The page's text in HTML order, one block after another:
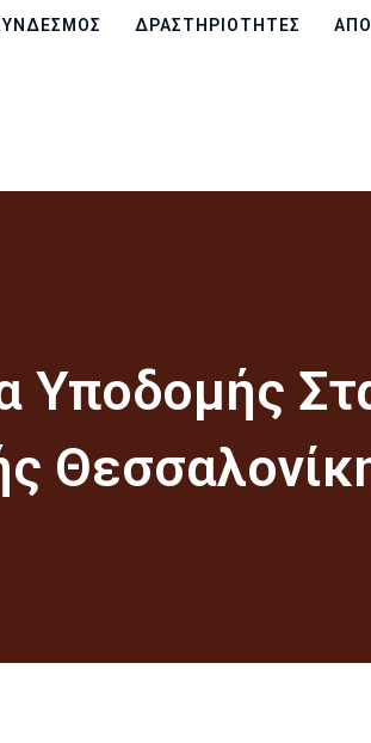
ΔΡΑΣΤΗΡΙΌΤΗΤΕΣ
Υποδομής